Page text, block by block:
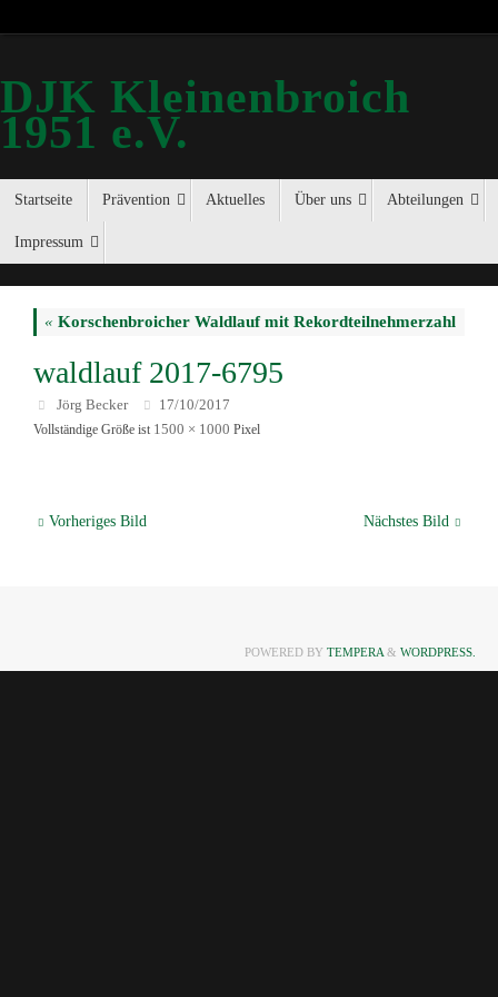
DJK Kleinenbroich
1951 e.V.
Startseite Prävention Aktuelles Über uns Abteilungen
Impressum
« Korschenbroicher Waldlauf mit Rekordteilnehmerzahl
waldlauf 2017-6795
Jörg Becker 17/10/2017
Vollständige Größe ist 1500 × 1000 Pixel
Vorheriges Bild Nächstes Bild
POWERED BY TEMPERA & WORDPRESS.